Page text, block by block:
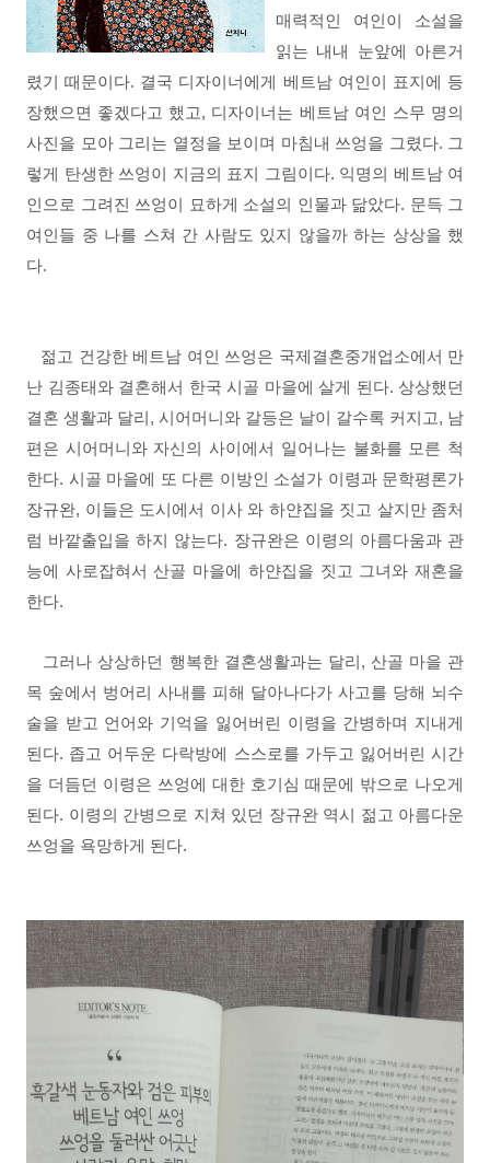
매력적인 여인이 소설을
읽는 내내 눈앞에 아른거
렸기 때문이다. 결국 디자이너에게 베트남 여인이 표지에 등
장했으면 좋겠다고 했고, 디자이너는 베트남 여인 스무 명의
사진을 모아 그리는 열정을 보이며 마침내 쓰엉을 그렸다. 그
렇게 탄생한 쓰엉이 지금의 표지 그림이다. 익명의 베트남 여
인으로 그려진 쓰엉이 묘하게 소설의 인물과 닮았다. 문득 그
여인들 중 나를 스쳐 간 사람도 있지 않을까 하는 상상을 했
다.
젊고 건강한 베트남 여인 쓰엉은 국제결혼중개업소에서 만
난 김종태와 결혼해서 한국 시골 마을에 살게 된다. 상상했던
결혼 생활과 달리, 시어머니와 갈등은 날이 갈수록 커지고, 남
편은 시어머니와 자신의 사이에서 일어나는 불화를 모른 척
한다. 시골 마을에 또 다른 이방인 소설가 이령과 문학평론가
장규완, 이들은 도시에서 이사 와 하얀집을 짓고 살지만 좀처
럼 바깥출입을 하지 않는다. 장규완은 이령의 아름다움과 관
능에 사로잡혀서 산골 마을에 하얀집을 짓고 그녀와 재혼을
한다.
그러나 상상하던 행복한 결혼생활과는 달리, 산골 마을 관
목 숲에서 벙어리 사내를 피해 달아나다가 사고를 당해 뇌수
술을 받고 언어와 기억을 잃어버린 이령을 간병하며 지내게
된다. 좁고 어두운 다락방에 스스로를 가두고 잃어버린 시간
을 더듬던 이령은 쓰엉에 대한 호기심 때문에 밖으로 나오게
된다. 이령의 간병으로 지쳐 있던 장규완 역시 젊고 아름다운
쓰엉을 욕망하게 된다.